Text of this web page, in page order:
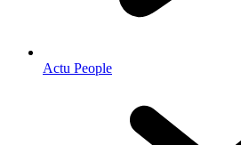
Actu People